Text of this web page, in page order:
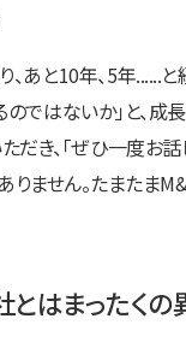
、あと10年、5年
のではないか」と、
だき、「ぜひ一度
ません。たまたま
はまったく